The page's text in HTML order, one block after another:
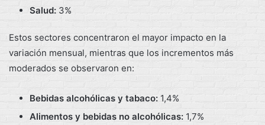
Salud: 3%
Estos sectores concentraron el mayor impacto en la
variación mensual, mientras que los incrementos más
moderados se observaron en:
Bebidas alcohólicas y tabaco: 1,4%
Alimentos y bebidas no alcohólicas: 1,7%